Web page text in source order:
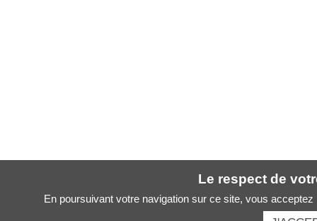
Le respect de
En poursuivant votre navigation sur ce site, vous